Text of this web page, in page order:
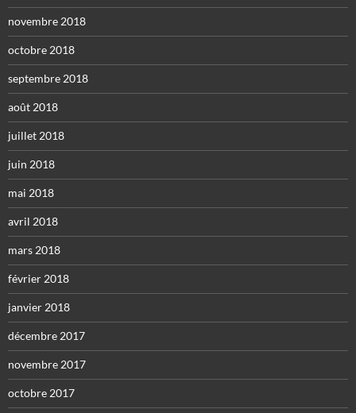
novembre 2018
octobre 2018
septembre 2018
août 2018
juillet 2018
juin 2018
mai 2018
avril 2018
mars 2018
février 2018
janvier 2018
décembre 2017
novembre 2017
octobre 2017